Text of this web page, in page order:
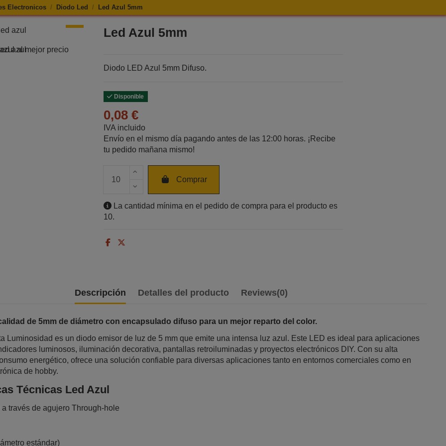
Electronicos Diodo Led Led Azul 5mm
Azul 5mm
Azul 5mm Led Azul 5mm
Diodo LED Azul 5mm Difuso.
Disponible
0,08 €
IVA incluido
Envío en el mismo día pagando antes de las 12:00 horas. ¡Recibe
tu pedido mañana mismo!
Cantidad de unidades
Comprar
La cantidad mínima en el pedido de compra para el producto es
10.
Descripción Detalles del producto Reviews(0)
de 5mm de diámetro con encapsulado difuso para un mejor reparto del color.
Luminosidad es un diodo emisor de luz de 5 mm que emite una intensa luz azul. Este LED es ideal para aplicaciones
luminosos, iluminación decorativa, pantallas retroiluminadas y proyectos electrónicos DIY. Con su alta
energético, ofrece una solución confiable para diversas aplicaciones tanto en entornos comerciales como en
de hobby.
Técnicas Led Azul
través de agujero Through-hole
estándar)